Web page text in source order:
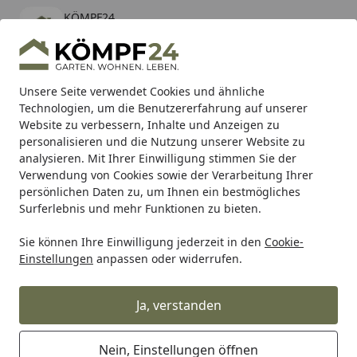
Unsere Seite verwendet Cookies und ähnliche
Technologien, um die Benutzererfahrung auf unserer
Website zu verbessern, Inhalte und Anzeigen zu
personalisieren und die Nutzung unserer Website zu
analysieren. Mit Ihrer Einwilligung stimmen Sie der
Verwendung von Cookies sowie der Verarbeitung Ihrer
persönlichen Daten zu, um Ihnen ein bestmögliches
Surferlebnis und mehr Funktionen zu bieten.
Sie können Ihre Einwilligung jederzeit in den Cookie-
Einstellungen anpassen oder widerrufen.
Ja, verstanden
Nein, Einstellungen öffnen
KÖMPF24
kostenlos - Im App Store
Hotline
Alle Produkte
Mein Konto
Suchen
Karibu Pools inkl. gratis Sandfilteranlage & Pool-
Starterset (Gesamtwert bis 468,99€)
Startseite
Grill Weber Ersatzteil KIT HDWE PG 24 BB (2402047)
Weber Ersatzteil KIT HDWE PG 24 BB